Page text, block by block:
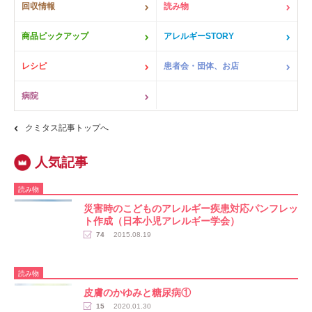
回収情報 読み物
商品ピックアップ アレルギーSTORY
レシピ 患者会・団体、お店
病院
クミタス記事トップへ
読み物
災害時のこどものアレルギー疾患対応パンフレッ
ト作成（日本小児アレルギー学会）
74 2015.08.19
読み物
皮膚のかゆみと糖尿病①
15 2020.01.30